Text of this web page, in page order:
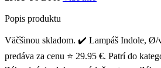
Popis produktu
Väčšinou skladom. ✔️ Lampáš Indole, Ø/
predáva za cenu ⭐ 29.95 €. Patrí do